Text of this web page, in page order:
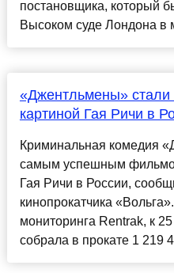
постановщика, который
Высоком суде Лондона в
«Джентльмены»
картиной Гая Ричи в
Криминальная комедия
самым успешным
Гая Ричи в России,
кинопрокатчика
мониторинга Rentrak, к
собрала в прокате 1 219